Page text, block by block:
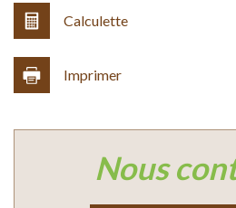
Calculette
Imprimer
nous